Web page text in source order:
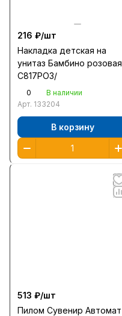
216 ₽/шт
Накладка детская на
унитаз Бамбино розовая /
С817РОЗ/
0
В наличии
Арт. 133204
В корзину
513 ₽/шт
Пилом Сувенир Автомат